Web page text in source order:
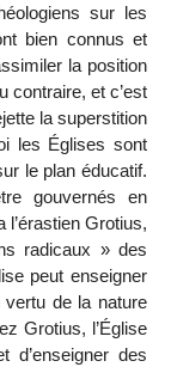
sur les
bien connus et
la position
contraire, et c’est
la superstition
les Églises sont
le plan éducatif.
gouvernés en
Grotius,
radicaux » des
peut enseigner
de la nature
Grotius, l’Église
des